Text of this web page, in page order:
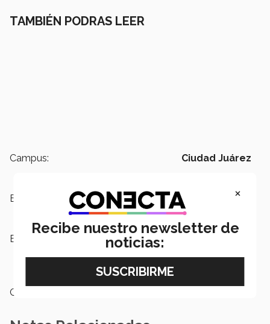
TAMBIÉN PODRAS LEER
Campus: Ciudad Juárez
Escuelas: Humanidades y Educación
Etiquetas: Centro de Idiomas,
Escuela de Humanidades y
Categoría:
×
Recibe nuestro newsletter de
noticias: